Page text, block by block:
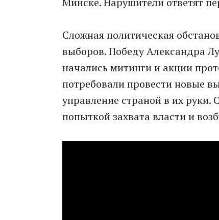
Сложная политическая
выборов. Победу Александра
начались митинги и акции
потребовали провести новые
управление страной в их
попыткой захвата власти и